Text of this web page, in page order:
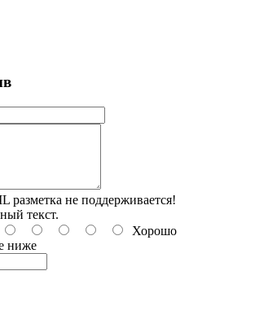
разметка не поддерживается!
текст.
Хорошо
ниже